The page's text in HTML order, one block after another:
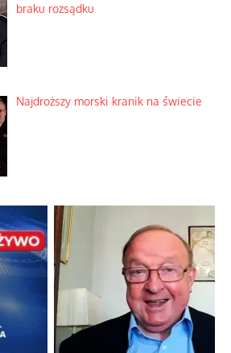
braku rozsądku
Najdroższy morski kranik na świecie